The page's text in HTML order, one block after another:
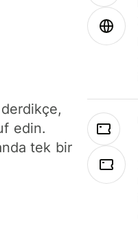
edin.
tek bir